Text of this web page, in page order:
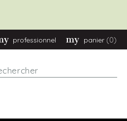
professionnel panier (0)